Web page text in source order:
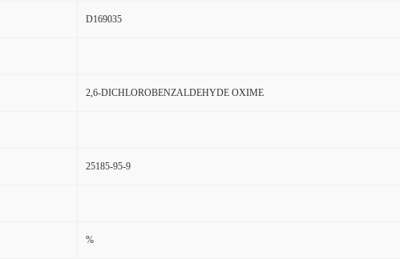
D169035
2,6-DICHLOROBENZALDEHYDE OXIME
25185-95-9
%